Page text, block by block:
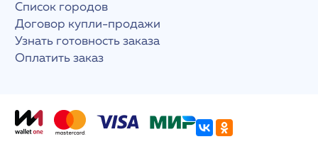
Список городов
Договор купли-продажи
Узнать готовность заказа
Оплатить заказ